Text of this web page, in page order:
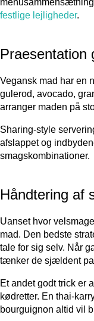
festlige lejligheder.
Praesentation
Vegansk mad har en
gulerod, avocado,
arranger maden på
Sharing-style
afslappet og
smagskombinationer.
Håndtering af
Uanset hvor
mad. Den bedste
tale for sig selv. Når
tænker de sjældent
Et andet godt trick er
kødretter. En thai-
bourguignon altid vil